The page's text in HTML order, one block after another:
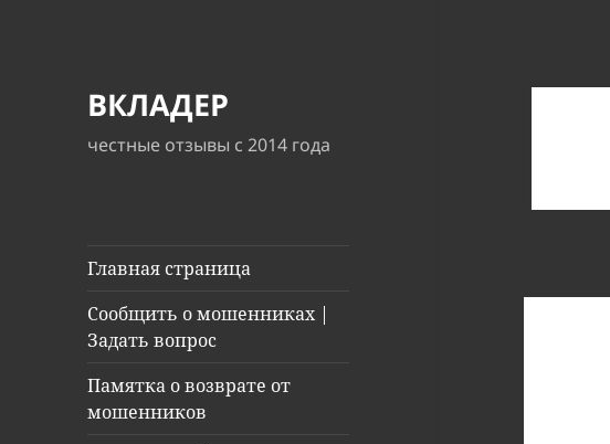
ВКЛАДЕР
честные отзывы с 2014 года
Главная страница
Сообщить о мошенниках |
Задать вопрос
Памятка о возврате от
мошенников